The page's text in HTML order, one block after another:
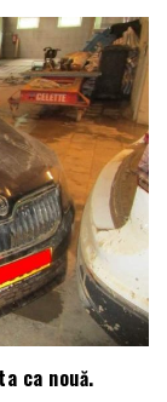
ca nouă.